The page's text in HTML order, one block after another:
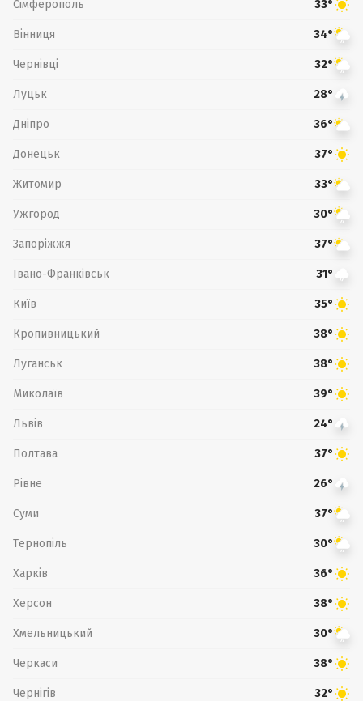
Сімферополь 33°
Вінниця 34°
Чернівці 32°
Луцьк 28°
Дніпро 36°
Донецьк 37°
Житомир 33°
Ужгород 30°
Запоріжжя 37°
Івано-Франківськ 31°
Київ 35°
Кропивницький 38°
Луганськ 38°
Миколаїв 39°
Львів 24°
Полтава 37°
Рівне 26°
Суми 37°
Тернопіль 30°
Харків 36°
Херсон 38°
Хмельницький 30°
Черкаси 38°
Чернігів 32°